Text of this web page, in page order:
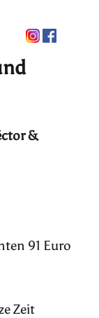
&
91 Euro
Zeit